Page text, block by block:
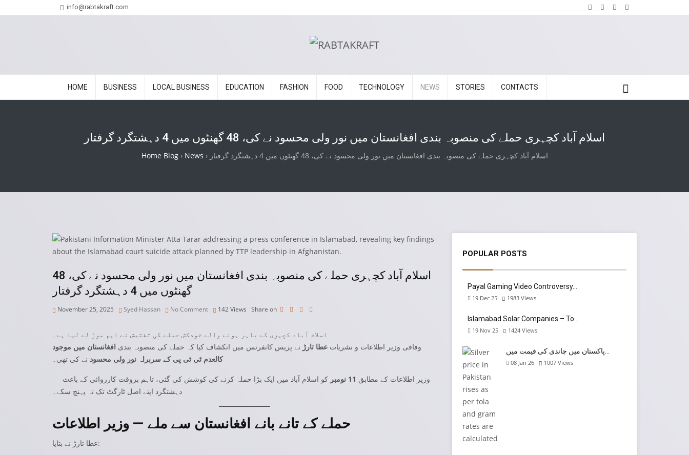
info@rabtakraft.com
HOME BUSINESS LOCAL BUSINESS EDUCATION FASHION FOOD TECHNOLOGY NEWS STORIES CONTACTS
اسلام آباد کچہری حملے کی منصوبہ بندی افغانستان میں نور ولی محسود نے کی، 48 گھنٹوں میں 4 دہشتگرد گرفتار
Home Blog› News › اسلام آباد کچہری حملے کی منصوبہ بندی افغانستان میں نور ولی محسود نے کی، 48 گھنٹوں میں 4 دہشتگرد گرفتار
اسلام آباد کچہری حملے کی منصوبہ بندی افغانستان میں نور ولی محسود نے کی، 48
گھنٹوں میں 4 دہشتگرد گرفتار
November 25, 2025 Syed Hassan No Comment 142Views Share on
اسلام آباد کچہری کے باہر ہونے والے خودکش حملے کی تفتیش نے اہم موڑ لے لیا ہے۔
وفاقی وزیر اطلاعات و نشریات عطا تارڑ نے پریس کانفرنس میں انکشاف کیا کہ حملے کی منصوبہ بندی افغانستان میں موجود
کالعدم ٹی ٹی پی کے سربراہ نور ولی محسود نے کی تھی۔
وزیر اطلاعات کے مطابق 11 نومبر
کو اسلام آباد میں ایک بڑا حملہ کرنے کی کوشش کی گئی، تاہم بروقت کارروائی کے باعث
دہشتگرد اپنے اصل ٹارگٹ تک نہ پہنچ سکے۔
حملے کے تانے بانے افغانستان سے ملے — وزیر اطلاعات
عطا تارڑ نے بتایا:
POPULAR POSTS
Payal Gaming Video Controversy…
19 Dec 25 1983 Views
Islamabad Solar Companies – To…
19 Nov 25 1424 Views
08 Jan 26 1007 Views